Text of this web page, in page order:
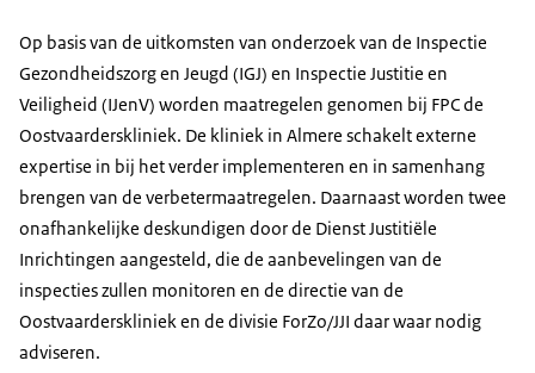
Op basis van de uitkomsten van onderzoek van de Inspectie
Gezondheidszorg en Jeugd (IGJ) en Inspectie Justitie en
Veiligheid (IJenV) worden maatregelen genomen bij FPC de
Oostvaarderskliniek. De kliniek in Almere schakelt externe
expertise in bij het verder implementeren en in samenhang
brengen van de verbetermaatregelen. Daarnaast worden twee
onafhankelijke deskundigen door de Dienst Justitiële
Inrichtingen aangesteld, die de aanbevelingen van de
inspecties zullen monitoren en de directie van de
Oostvaarderskliniek en de divisie ForZo/JJI daar waar nodig
adviseren.